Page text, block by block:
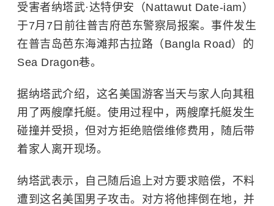
受害者纳塔武·达特伊安（Nattawut Date-iam）
于7月7日前往普吉府芭东警察局报案。事件发生
在普吉岛芭东海滩邦古拉路（Bangla Road）的
Sea Dragon巷。
据纳塔武介绍，这名美国游客当天与家人向其租
用了两艘摩托艇。使用过程中，两艘摩托艇发生
碰撞并受损，但对方拒绝赔偿维修费用，随后带
着家人离开现场。
纳塔武表示，自己随后追上对方要求赔偿，不料
遭到这名美国男子攻击。对方将他摔倒在地，并